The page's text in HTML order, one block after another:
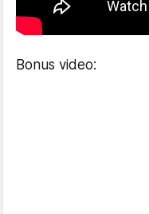
Bonus video: